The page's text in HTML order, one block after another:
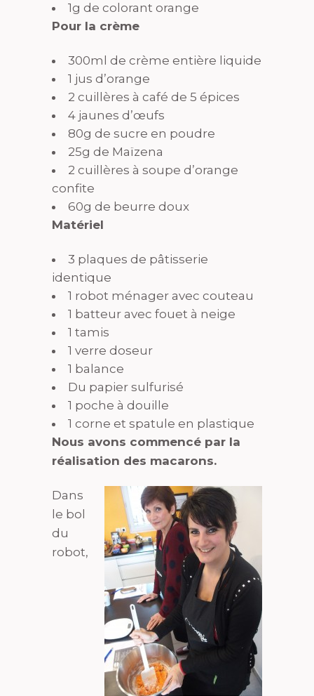
1g de colorant orange
Pour la crème
300ml de crème entière liquide
1 jus d’orange
2 cuillères à café de 5 épices
4 jaunes d’œufs
80g de sucre en poudre
25g de Maïzena
2 cuillères à soupe d’orange
confite
60g de beurre doux
Matériel
3 plaques de pâtisserie
identique
1 robot ménager avec couteau
1 batteur avec fouet à neige
1 tamis
1 verre doseur
1 balance
Du papier sulfurisé
1 poche à douille
1 corne et spatule en plastique
Nous avons commencé par la
réalisation des macarons.
Dans
le bol
du
robot,